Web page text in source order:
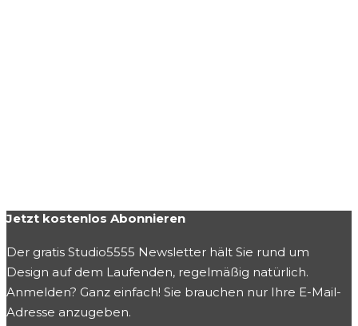
Jetzt kostenlos Abonnieren
Der gratis Studio5555 Newsletter hält Sie rund um
Design auf dem Laufenden, regelmäßig natürlich.
Anmelden? Ganz einfach! Sie brauchen nur Ihre E-Mail-
Adresse anzugeben.